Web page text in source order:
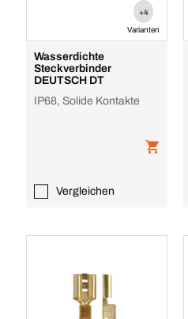
+4
Varianten
Wasserdichte
Steckverbinder
DEUTSCH DT
IP68, Solide Kontakte
Vergleichen